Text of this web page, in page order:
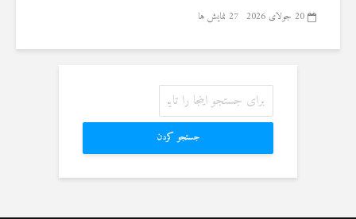
20 جولای 2026 27 نمایش ها
جستجو کردن